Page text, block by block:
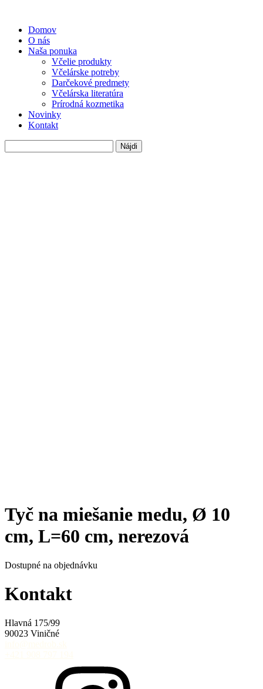
Domov
O nás
Naša ponuka
Včelie produkty
Včelárske potreby
Darčekové predmety
Včelárska literatúra
Prírodná kozmetika
Novinky
Kontakt
Tyč na miešanie medu, Ø 10
cm, L=60 cm, nerezová
Dostupné na objednávku
Kontakt
Hlavná 175/99
90023 Viničné